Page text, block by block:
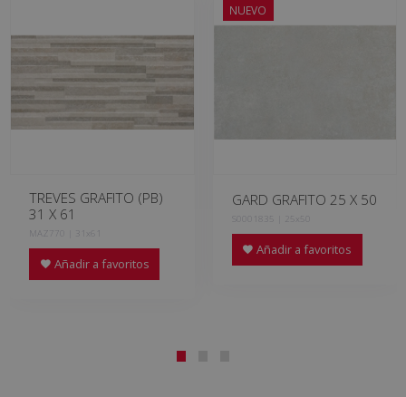
TREVES GRAFITO (PB)
31 X 61
MAZ770 | 31x61
Añadir a favoritos
NUEVO
GARD GRAFITO 25 X 50
S0001835 | 25x50
Añadir a favoritos